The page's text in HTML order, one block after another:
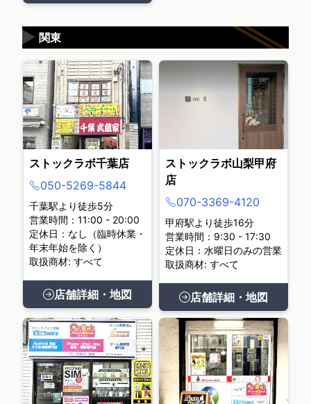
関東
▶
ストックラボ千葉店
050-5269-5844
千葉駅より徒歩5分
営業時間：11:00 - 20:00
定休日：なし（臨時休業・
年末年始を除く）
取扱商材: すべて
店舗詳細・地図
ストックラボ山梨甲府
店
070-3369-4120
甲府駅より徒歩16分
営業時間：9:30 - 17:30
定休日：水曜日のみの営業
取扱商材: すべて
店舗詳細・地図